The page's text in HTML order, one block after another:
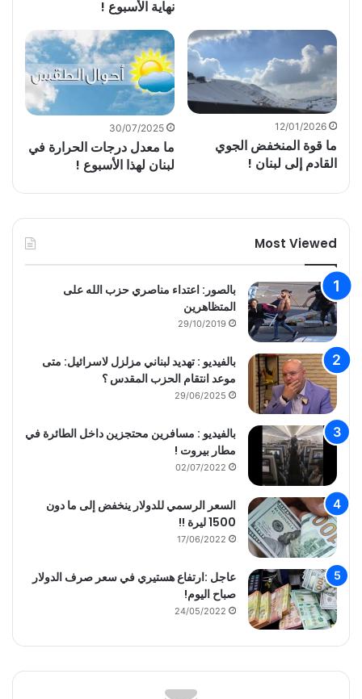
نهاية الأسبوع !
12/01/2026
ما قوة المنخفض الجوي
القادم إلى لبنان !
30/07/2025
ما معدل درجات الحرارة في
لبنان لهذا الأسبوع !
Most Viewed
بالصور: اعتداء مناصري حزب الله على
المتظاهرين
29/10/2019
بالفيديو : تهديد لبناني مزلزل لاسرائيل: متى
موعد انتقام الحزب المقدس ؟
29/06/2025
بالفيديو : مسافرين محتجزين داخل الطائرة في
مطار بيروت !
02/07/2022
السعر الرسمي للدولار ينخفض إلى ما دون
1500 ليرة !!
17/06/2022
عاجل :ارتفاع هستيري في سعر صرف الدولار
صباح اليوم!
24/05/2022